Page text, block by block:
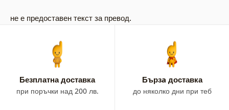
не е предоставен текст за превод.
Безплатна доставка
при поръчки над 200 лв.
Бързa доставка
до няколко дни при теб